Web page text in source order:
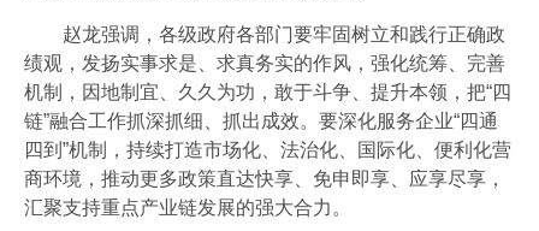
赵龙强调，各级政府各部门要牢固树立和践行正确政
绩观，发扬实事求是、求真务实的作风，强化统筹、完善
机制，因地制宜、久久为功，敢于斗争、提升本领，把“四
链”融合工作抓深抓细、抓出成效。要深化服务企业“四通
四到”机制，持续打造市场化、法治化、国际化、便利化营
商环境，推动更多政策直达快享、免申即享、应享尽享，
汇聚支持重点产业链发展的强大合力。